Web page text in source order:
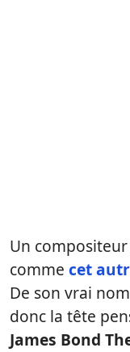
Un
comme cet
De son vrai
donc la tête
James Bond